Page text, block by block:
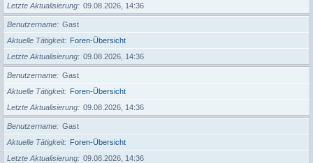
Letzte Aktualisierung
09.08.2026, 14:36
Benutzername
Gast
Aktuelle Tätigkeit
Foren-Übersicht
Letzte Aktualisierung
09.08.2026, 14:36
Benutzername
Gast
Aktuelle Tätigkeit
Foren-Übersicht
Letzte Aktualisierung
09.08.2026, 14:36
Benutzername
Gast
Aktuelle Tätigkeit
Foren-Übersicht
Letzte Aktualisierung
09.08.2026, 14:36